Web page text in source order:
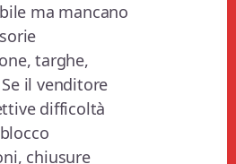
ma mancano
targhe,
il venditore
difficoltà
chiusure